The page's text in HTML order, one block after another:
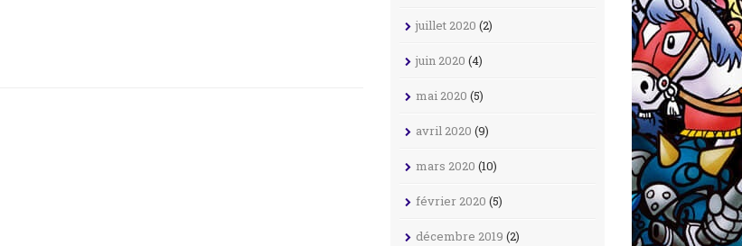
juillet 2020 (2)
juin 2020 (4)
mai 2020 (5)
avril 2020 (9)
mars 2020 (10)
février 2020 (5)
décembre 2019 (2)